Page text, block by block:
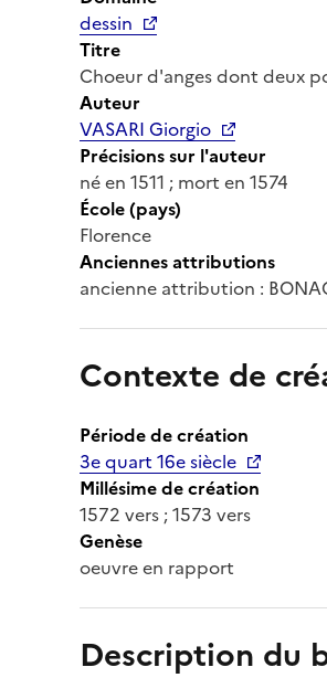
dessin
Titre
Choeur d'anges dont deux
Auteur
VASARI Giorgio
Précisions sur l'auteur
né en 1511 ; mort en 1574
École (pays)
Florence
Anciennes attributions
ancienne attribution :
Contexte de
Période de création
3e quart 16e siècle
Millésime de création
1572 vers ; 1573 vers
Genèse
oeuvre en rapport
Description du